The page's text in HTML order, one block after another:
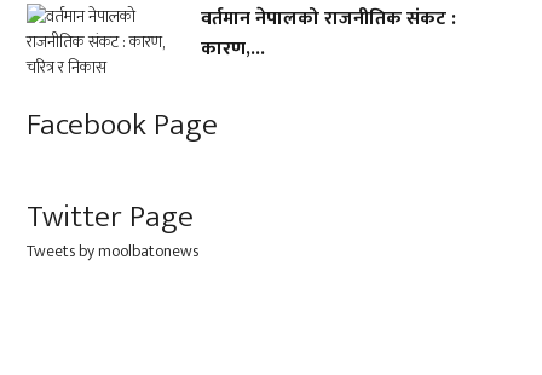
वर्तमान नेपालको राजनीतिक संकट :
कारण,...
Facebook Page
Twitter Page
Tweets by moolbatonews